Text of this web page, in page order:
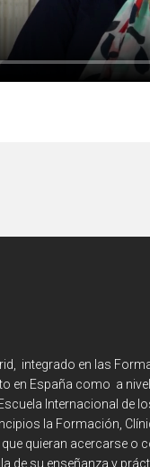
integrado en las
en España como a nivel
Internacional de
la Formación,
quieran acercarse o
de su enseñanza y